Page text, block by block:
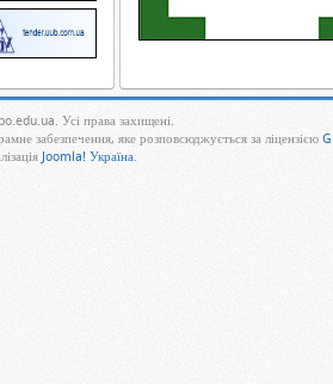
Усі права захищені.
забезпечення, яке розповсюджується за ліцензією
Joomla! Україна.